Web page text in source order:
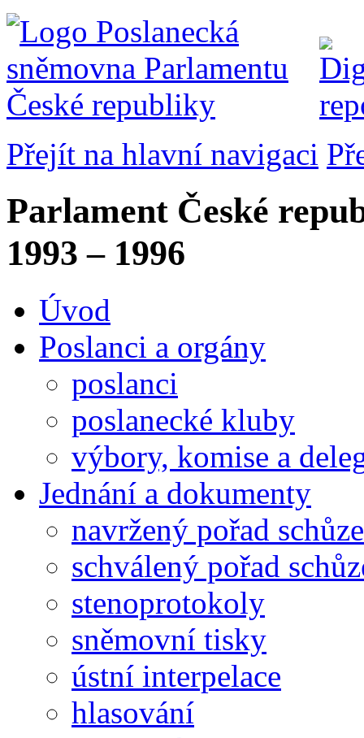
Přejít na hlavní navigaci
Parlament České
1993 – 1996
Úvod
Poslanci a orgány
poslanci
poslanecké kluby
výbory, komise a
Jednání a dokumenty
navržený pořad schůze
schválený pořad
stenoprotokoly
sněmovní tisky
ústní interpelace
hlasování